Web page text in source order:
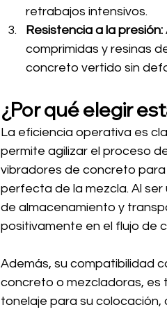
retrabajos intensivos.
Resistencia a la presión:
comprimidas y resinas
concreto vertido sin
¿Por qué elegir
La eficiencia operativa es
permite agilizar el proceso
vibradores de concreto para
perfecta de la mezcla. Al
de almacenamiento y
positivamente en el flujo de
Además, su compatibilidad
concreto o mezcladoras, es
tonelaje para su colocación,